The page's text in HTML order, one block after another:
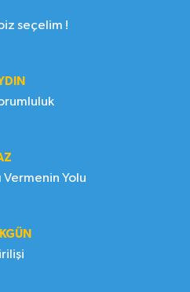
seçelim !
ve sorumluluk
Vermenin Yolu